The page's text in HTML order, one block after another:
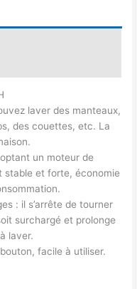
laver des manteaux,
des couettes, etc. La
un moteur de
stable et forte, économie
: il s’arrête de tourner
surchargé et prolonge
laver.
facile à utiliser.